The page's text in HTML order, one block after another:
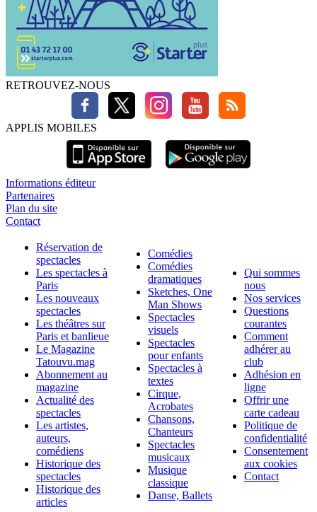
RETROUVEZ-NOUS
APPLIS MOBILES
Informations éditeur
Partenaires
Plan du site
Contact
Réservation de
spectacles
Les spectacles à
Paris
Les nouveaux
spectacles
Les théâtres sur
Paris et banlieue
Le Magazine
Tatouvu.mag
Abonnement au
magazine
Actualité des
spectacles
Les artistes,
auteurs,
comédiens
Historique des
spectacles
Historique des
articles
Comédies
Comédies
dramatiques
Sketches, One
Man Shows
Spectacles
visuels
Spectacles
pour enfants
Spectacles à
textes
Cirque,
Acrobates
Chansons,
Chanteurs
Spectacles
musicaux
Musique
classique
Danse, Ballets
Qui sommes
nous
Nos services
Questions
courantes
Comment
adhérer au
club
Adhésion en
ligne
Offrir une
carte cadeau
Politique de
confidentialité
Consentement
aux cookies
Contact